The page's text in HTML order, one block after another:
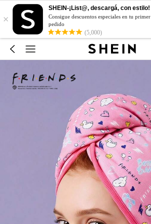
×
SHEIN-¡List@, descargá, con estilo!
Consigue descuentos especiales en tu primer
pedido
(5,000)